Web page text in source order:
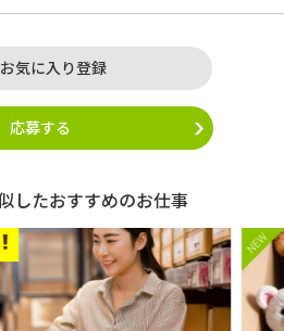
お気に入り登録
応募する
したおすすめのお仕事
NEW